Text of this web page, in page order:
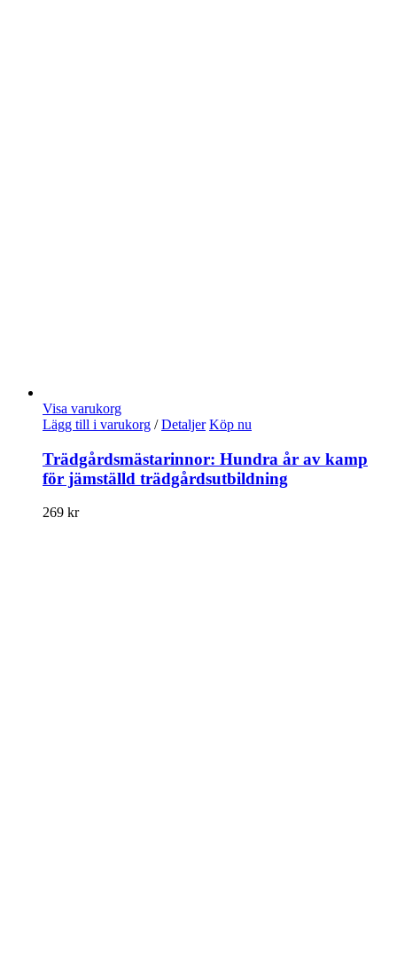
Visa varukorg
Lägg till i varukorg / Detaljer Köp nu
Trädgårdsmästarinnor: Hundra år av kamp
för jämställd trädgårdsutbildning
269 kr